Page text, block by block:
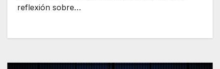
reflexión sobre…